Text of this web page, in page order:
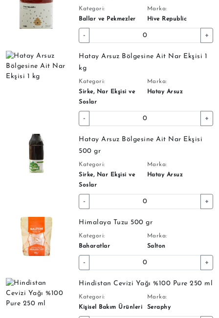
Kategori:
Ballar ve Pekmezler
Marka:
Hive Republic
- +
Hatay Arsuz Bölgesine Ait Nar Ekşisi 1
kg
Kategori:
Sirke, Nar Ekşisi ve
Soslar
Marka:
Hatay Arsuz
- +
Hatay Arsuz Bölgesine Ait Nar Ekşisi
500 gr
Kategori:
Sirke, Nar Ekşisi ve
Soslar
Marka:
Hatay Arsuz
- +
Himalaya Tuzu 500 gr
Kategori:
Baharatlar
Marka:
Salton
- +
Hindistan Cevizi Yağı %100 Pure 250 ml
Kategori:
Kişisel Bakım Ürünleri
Marka:
Seraphy